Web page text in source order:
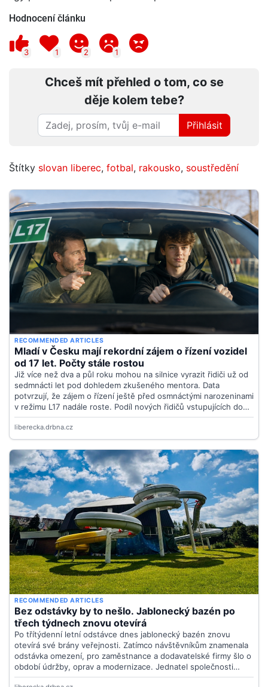
Hodnocení článku
3 1 2 1
Chceš mít přehled o tom, co se
děje kolem tebe?
Přihlásit
Štítky slovan liberec, fotbal, rakousko, soustředění